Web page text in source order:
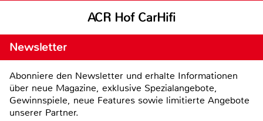
ACR Hof CarHifi
Newsletter
Abonniere den Newsletter und erhalte Informationen
über neue Magazine, exklusive Spezialangebote,
Gewinnspiele, neue Features sowie limitierte Angebote
unserer Partner.